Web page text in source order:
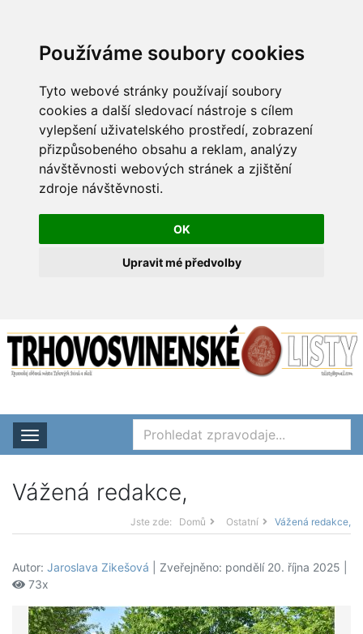
Používáme soubory cookies
Tyto webové stránky používají soubory
cookies a další sledovací nástroje s cílem
vylepšení uživatelského prostředí, zobrazení
přizpůsobeného obsahu a reklam, analýzy
návštěvnosti webových stránek a zjištění
zdroje návštěvnosti.
OK
Upravit mé předvolby
Rozbalit nabídku
Vážená redakce,
Jste zde: Domů Ostatní Vážená redakce,
Autor: Jaroslava Zikešová | Zveřejněno: pondělí 20. října 2025 |
73x